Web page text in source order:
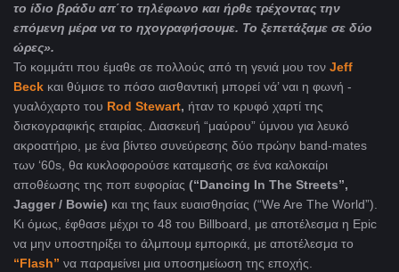
το ίδιο βράδυ απ΄το τηλέφωνο και ήρθε τρέχοντας την
επόμενη μέρα να το ηχογραφήσουμε. Το ξεπετάξαμε σε δύο
ώρες».
Το κομμάτι που έμαθε σε πολλούς από τη γενιά μου τον Jeff
Beck και θύμισε το πόσο αισθαντική μπορεί νά’ ναι η φωνή -
γυαλόχαρτο του Rod Stewart, ήταν το κρυφό χαρτί της
δισκογραφικής εταιρίας. Διασκευή “μαύρου” ύμνου για λευκό
ακροατήριο, με ένα βίντεο συνεύρεσης δύο πρώην band-mates
των ‘60s, θα κυκλοφορούσε καταμεσής σε ένα καλοκαίρι
αποθέωσης της ποπ ευφορίας (“Dancing In The Streets”,
Jagger / Bowie) και της faux ευαισθησίας (“We Are The World”).
Κι όμως, έφθασε μέχρι το 48 του Billboard, με αποτέλεσμα η Epic
να μην υποστηρίξει το άλμπουμ εμπορικά, με αποτέλεσμα το
“Flash” να παραμείνει μια υποσημείωση της εποχής.